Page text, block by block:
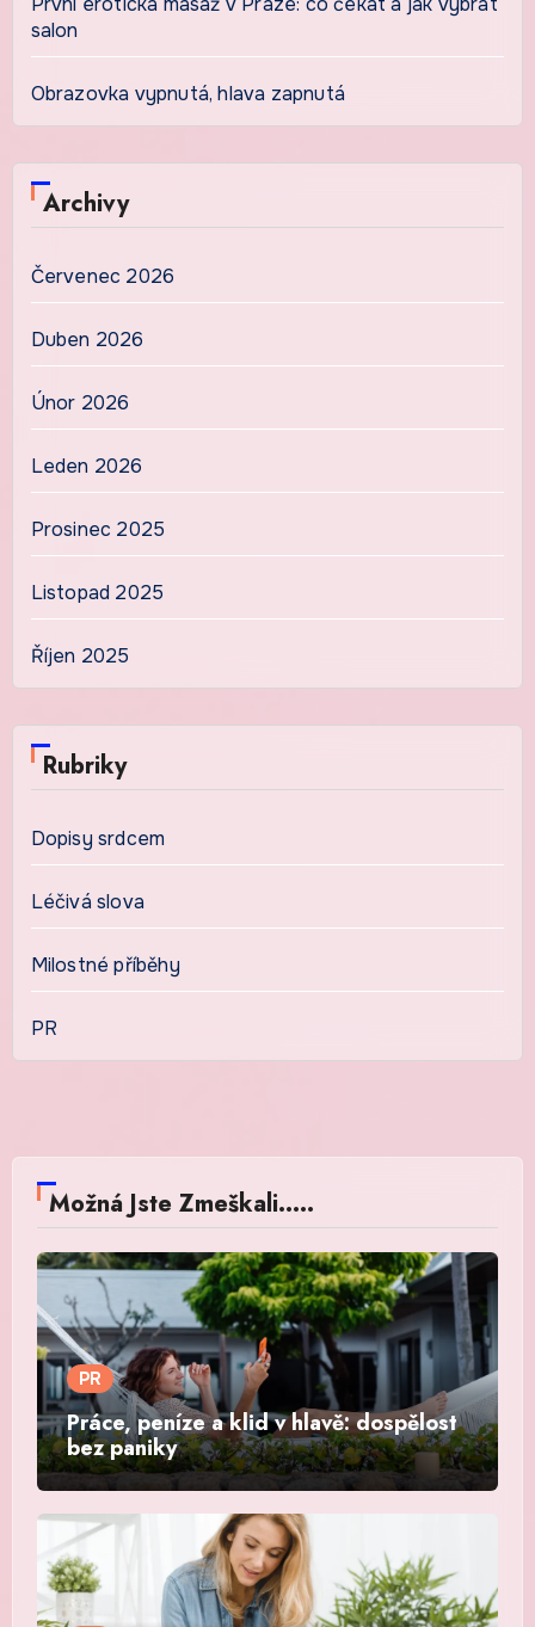
salon
Obrazovka vypnutá, hlava zapnutá
Archivy
Červenec 2026
Duben 2026
Únor 2026
Leden 2026
Prosinec 2025
Listopad 2025
Říjen 2025
Rubriky
Dopisy srdcem
Léčivá slova
Milostné příběhy
PR
Možná Jste Zmeškali.....
PR
Práce, peníze a klid v hlavě: dospělost
bez paniky